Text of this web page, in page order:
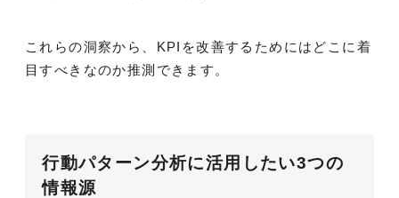
これらの洞察から、KPIを改善するためにはどこに着
目すべきなのか推測できます。
行動パターン分析に活用したい3つの
情報源